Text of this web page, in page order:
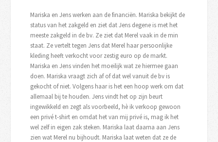
Mariska en Jens werken aan de financiën. Mariska bekijkt de
status van het zakgeld en ziet dat Jens degene is met het
meeste zakgeld in de bv. Ze ziet dat Merel vaak in de min
staat. Ze vertelt tegen Jens dat Merel haar persoonlijke
kleding heeft verkocht voor zestig euro op de markt.
Mariska en Jens vinden het moeilijk wat ze hiermee gaan
doen. Mariska vraagt zich af of dat wel vanuit de bv is
gekocht of niet. Volgens haar is het een hoop werk om dat
allemaal bij te houden. Jens vindt het op zijn beurt
ingewikkeld en zegt als voorbeeld, hè ik verkoop gewoon
een privé t-shirt en omdat het van mij privé is, mag ik het
wel zelf in eigen zak steken. Mariska laat daarna aan Jens
zien wat Merel nu bijhoudt. Mariska laat weten dat ze de